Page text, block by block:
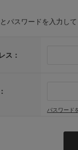
パスワードを入力し
ス：
パスワード